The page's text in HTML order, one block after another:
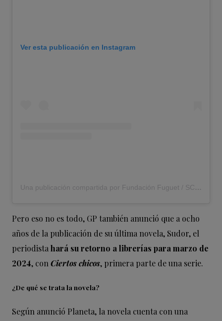
Ver esta publicación en Instagram
Una publicación compartida por Fundación Fuguet / SCL (@fundacion_fuguet)
Pero eso no es todo, GP también anunció que a ocho
años de la publicación de su última novela, Sudor, el
periodista hará su retorno a librerías para marzo de
2024, con Ciertos chicos, primera parte de una serie.
¿De qué se trata la novela?
Según anunció Planeta, la novela cuenta con una